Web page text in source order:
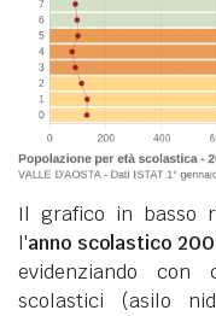
Il grafico in basso
l'anno scolastico
evidenziando
scolastici (asilo